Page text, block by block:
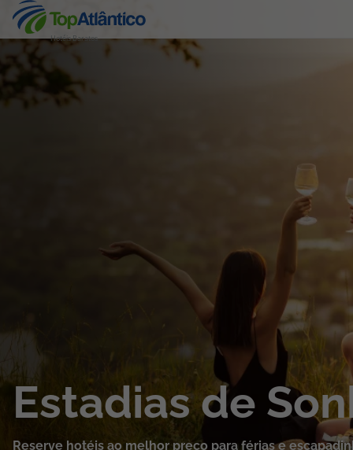
Hotéis Baratos
Destinos
Pacotes de Férias
Cruzeiros
Promoções
Estadias de
Reserve hotéis ao melhor preço para férias e